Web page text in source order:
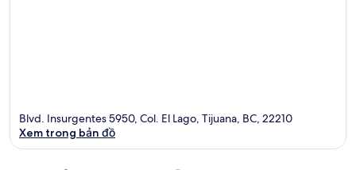
Blvd. Insurgentes 5950, Col. El Lago, Tijuana, BC, 22210
Xem trong bản đồ